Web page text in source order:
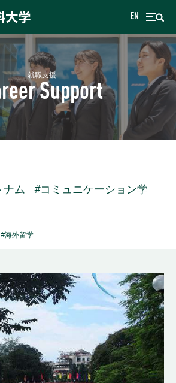
EN
就職支援
Support
ナム
#コミュニケーション学
#海外留学